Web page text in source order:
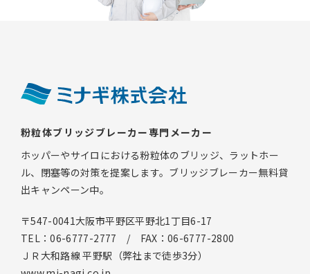
粉粒体ブリッジブレーカー専門メーカー
ホッパーやサイロにおける粉粒体のブリッジ、ラットホー
ル、閉塞等の対策を提案します。ブリッジブレーカー無料貸
出キャンペーン中。
〒547-0041大阪市平野区平野北1丁目6-17
TEL：06-6777-2777 / FAX：06-6777-2800
ＪＲ大和路線 平野駅（弊社まで徒歩3分）